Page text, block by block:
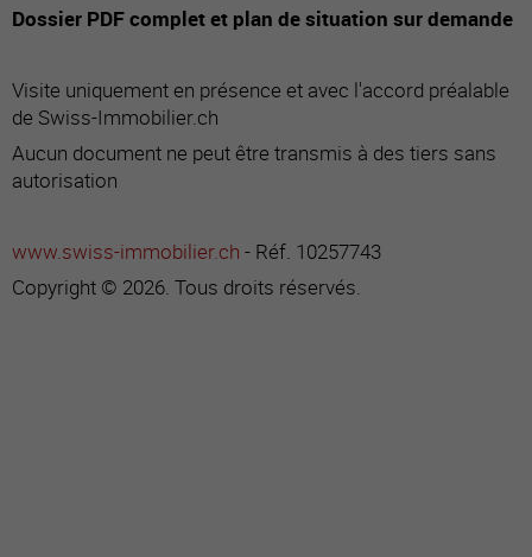
Dossier PDF complet et plan de situation sur demande
Visite uniquement en présence et avec l'accord préalable
de Swiss-Immobilier.ch
Aucun document ne peut être transmis à des tiers sans
autorisation
www.swiss-immobilier.ch - Réf. 10257743
Copyright © 2026. Tous droits réservés.